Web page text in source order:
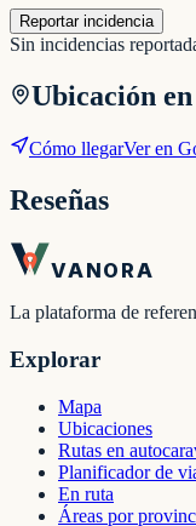
Reportar incidencia
Sin incidencias
Ubicación
Cómo llegarVer en
Reseñas
VANORA
La plataforma de
Explorar
Mapa
Ubicaciones
Rutas en
Planificador de
En ruta
Áreas por